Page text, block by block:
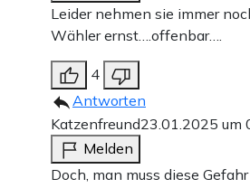
Leider nehmen sie immer
Wähler ernst….offenbar….
4
Antworten
Katzenfreund23.01.2025 um
Melden
Doch, man muss diese